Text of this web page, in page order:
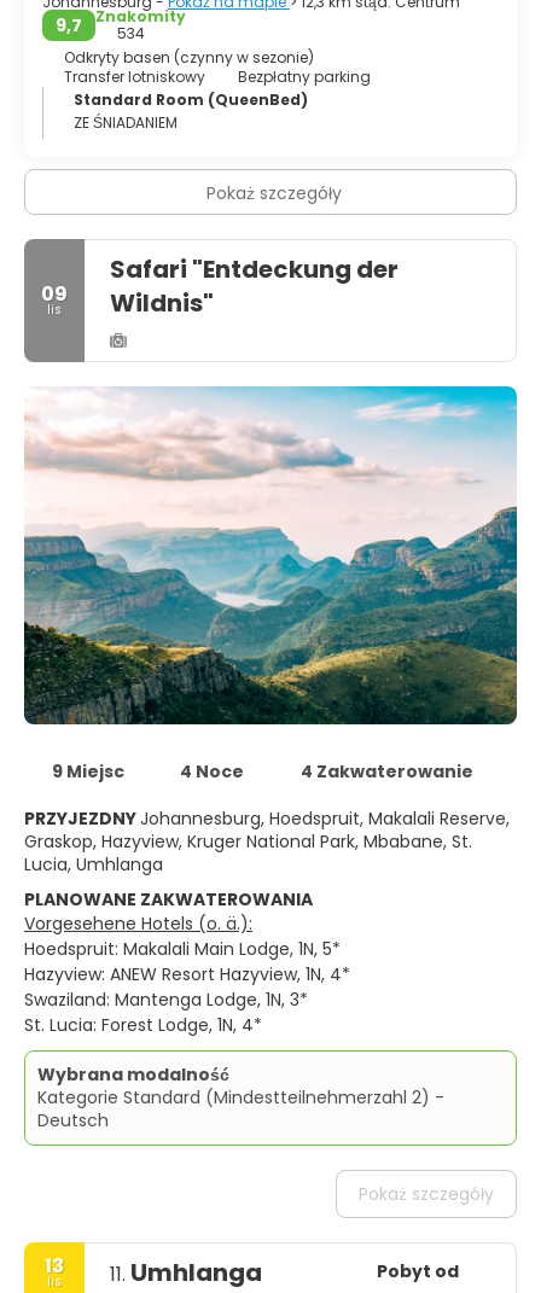
9,7
Znakomity
534
Odkryty basen (czynny w sezonie)
Transfer lotniskowy
Bezpłatny parking
Standard Room (QueenBed)
ZE ŚNIADANIEM
Pokaż szczegóły
09
lis
Safari "Entdeckung der
Wildnis"
9 Miejsc 4 Noce
4 Zakwaterowanie
PRZYJEZDNYJohannesburg, Hoedspruit, Makalali Reserve,
Graskop, Hazyview, Kruger National Park, Mbabane, St.
Lucia, Umhlanga
PLANOWANE ZAKWATEROWANIA
Vorgesehene Hotels (o. ä.):
Hoedspruit: Makalali Main Lodge, 1N, 5*
Hazyview: ANEW Resort Hazyview, 1N, 4*
Swaziland: Mantenga Lodge, 1N, 3*
St. Lucia: Forest Lodge, 1N, 4*
Wybrana modalność
Kategorie Standard (Mindestteilnehmerzahl 2) -
Deutsch
Pokaż szczegóły
13
lis 11. Umhlanga Pobyt od